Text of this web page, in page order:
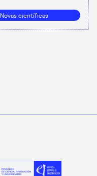
Novas científicas